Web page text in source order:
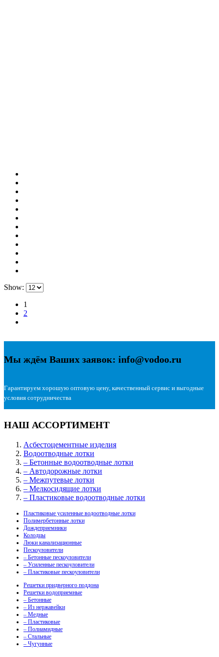
Show:
1
2
Мы ждём Ваших заявок: info@vodoo.ru
Гарантируем хорошую оптовую цену, качественный сервис и выгодные
условия сотрудничества
НАШ АССОРТИМЕНТ
Асбестоцементные изделия
Водоотводные лотки
– Бетонные водоотводные лотки
– Автодорожные лотки
– Межпутевые лотки
– Мелкосидящие лотки
– Пластиковые водоотводные лотки
Пластиковые усиленные водоотводные лотки
Полимербетонные лотки
Дождеприемники
Колодцы
Люки канализационные
Пескоуловители
– Бетонные пескоуловители
– Усиленные пескоуловители
– Пластиковые пескоуловители
Решетки придверного поддона
Решетки водоприемные
– Бетонные
– Из нержавейки
– Медные
– Пластиковые
– Полиамидные
– Стальные
– Чугунные